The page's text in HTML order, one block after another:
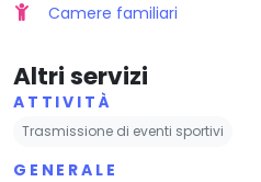
Camere familiari
Altri servizi
ATTIVITÀ
Trasmissione di eventi sportivi
GENERALE